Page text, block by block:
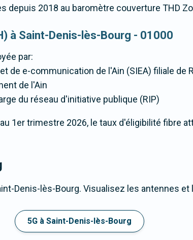
depuis 2018 au baromètre couverture THD
à Saint-Denis-lès-Bourg - 01000
par:
de e-communication de l'Ain (SIEA) filiale de
de l'Ain
du réseau d'initiative publique (RIP)
1er trimestre 2026, le taux d'éligibilité fibre
Denis-lès-Bourg. Visualisez les antennes
5G à Saint-Denis-lès-Bourg